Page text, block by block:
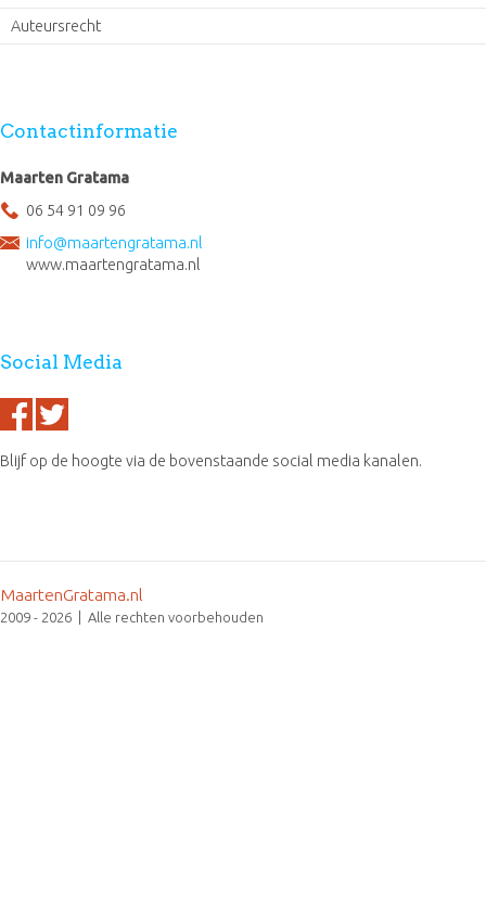
Auteursrecht
Contactinformatie
Maarten Gratama
06 54 91 09 96
info@maartengratama.nl
www.maartengratama.nl
Social Media
Blijf op de hoogte via de bovenstaande social media kanalen.
MaartenGratama.nl
2009 - 2026 | Alle rechten voorbehouden